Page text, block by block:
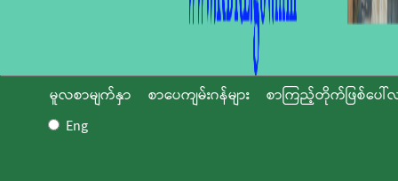
မူလစာမျက်နှာ စာပေကျမ်းဂန်များ
စာကြည့်တိုက်ဖြစ်ပေါ်
Eng